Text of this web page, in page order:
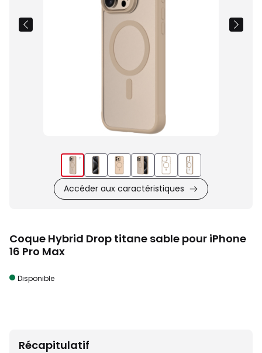
Accéder aux caractéristiques
Coque Hybrid Drop titane sable pour iPhone
16 Pro Max
Disponible
Récapitulatif